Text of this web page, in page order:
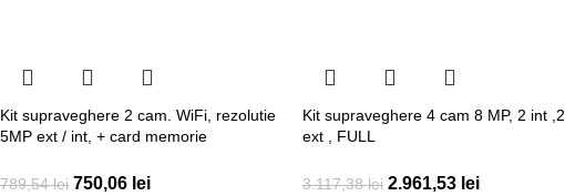
Kit supraveghere 2 cam. WiFi, rezolutie
5MP ext / int, + card memorie
789,54lei 750,06 lei
Kit supraveghere 4 cam 8 MP, 2 int ,2
ext , FULL
3.117,38lei 2.961,53 lei